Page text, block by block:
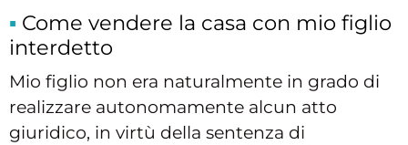
Come vendere la casa con mio figlio
interdetto
Mio figlio non era naturalmente in grado di
realizzare autonomamente alcun atto
giuridico, in virtù della sentenza di